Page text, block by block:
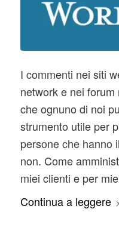
I commenti nei siti
network e nei
che ognuno di noi
strumento utile per
persone che hanno
non. Come
miei clienti e per
Continua a leggere